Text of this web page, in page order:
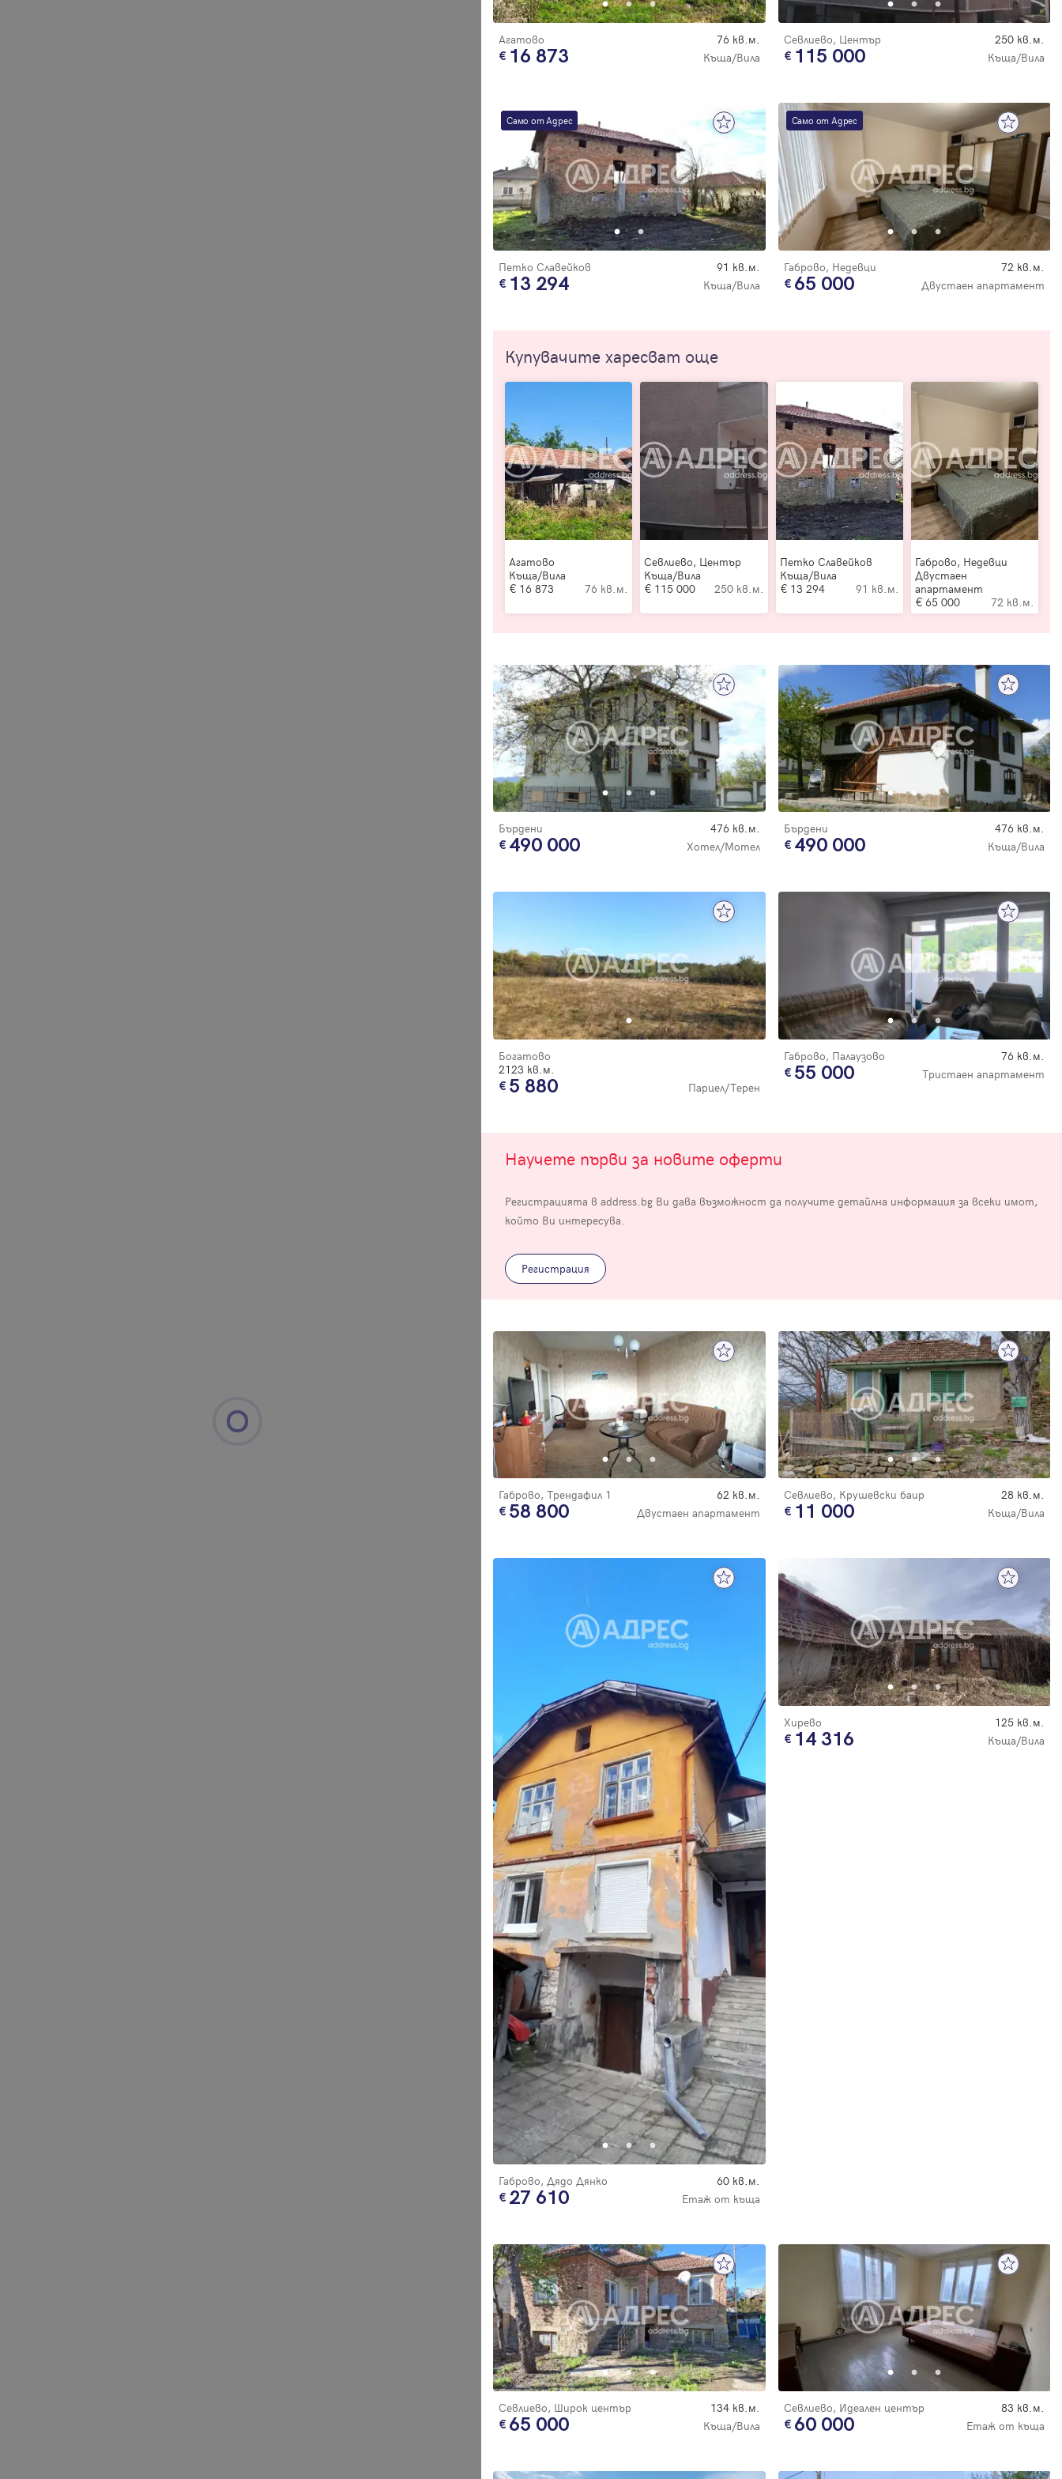
Агатово 76 кв.м.
16 873 Къща/Вила
Севлиево, Център 250 кв.м.
115 000 Къща/Вила
Само от Адрес
Петко Славейков 91 кв.м.
13 294 Къща/Вила
Само от Адрес
Габрово, Недевци 72 кв.м.
65 000 Двустаен апартамент
Купувачите харесват още
Агатово
Къща/Вила
16 873
76 кв.м.
Севлиево, Център
Къща/Вила
115 000
250 кв.м.
Петко Славейков
Къща/Вила
13 294
91 кв.м.
Габрово, Недевци
Двустаен
апартамент
65 000
72 кв.м.
Бърдени 476 кв.м.
490 000 Хотел/Мотел
Бърдени 476 кв.м.
490 000 Къща/Вила
Богатово
2123 кв.м.
5 880 Парцел/Терен
Габрово, Палаузово 76 кв.м.
55 000 Тристаен апартамент
Научете първи за новите оферти
Регистрацията в address.bg Ви дава възможност да получите детайлна информация за всеки имот,
който Ви интересува.
Регистрация
Габрово, Трендафил 1 62 кв.м.
58 800 Двустаен апартамент
Севлиево, Крушевски баир 28 кв.м.
11 000 Къща/Вила
Габрово, Дядо Дянко 60 кв.м.
27 610 Етаж от къща
Хирево 125 кв.м.
14 316 Къща/Вила
Севлиево, Широк център 134 кв.м.
65 000 Къща/Вила
Севлиево, Идеален център 83 кв.м.
60 000 Етаж от къща
Благодарим ви! Проверете имейл адрес си, за да активирате
Благодарим ви! Очаквайте скоро да се свържем с вас!
Продължи с Google
или влезте с имейл
Парола